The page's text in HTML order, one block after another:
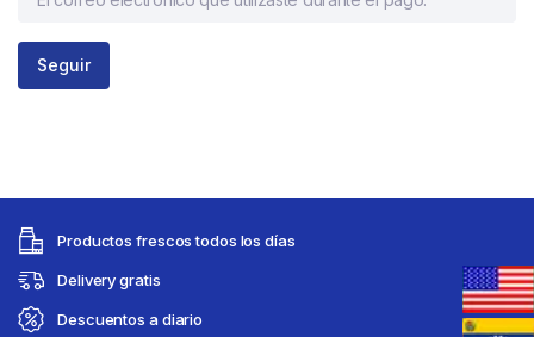
Seguir
Productos frescos todos los días
Delivery gratis
Descuentos a diario